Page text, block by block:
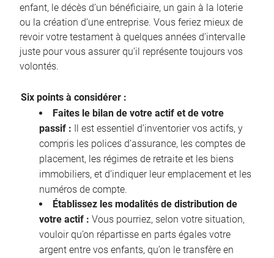
enfant, le décès d’un bénéficiaire, un gain à la loterie
ou la création d’une entreprise. Vous feriez mieux de
revoir votre testament à quelques années d’intervalle
juste pour vous assurer qu’il représente toujours vos
volontés.
Six points à considérer :
Faites le bilan de votre actif et de votre
passif : Il est essentiel d’inventorier vos actifs, y
compris les polices d’assurance, les comptes de
placement, les régimes de retraite et les biens
immobiliers, et d’indiquer leur emplacement et les
numéros de compte.
Établissez les modalités de distribution de
votre actif : Vous pourriez, selon votre situation,
vouloir qu’on répartisse en parts égales votre
argent entre vos enfants, qu’on le transfère en